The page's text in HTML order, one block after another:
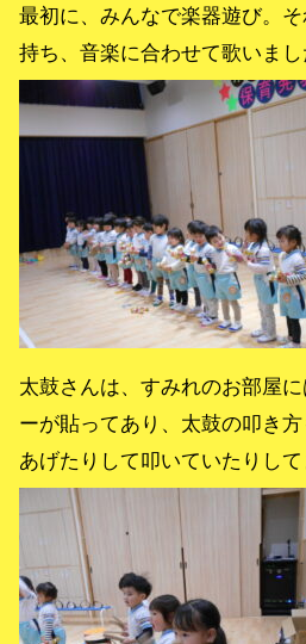
最初に、みんなで楽器遊び。
持ち、音楽に合わせて歌いま
太鼓さんは、すみれのお部屋
ーが貼ってあり、太鼓の叩き
あげたりして叩いていたりして